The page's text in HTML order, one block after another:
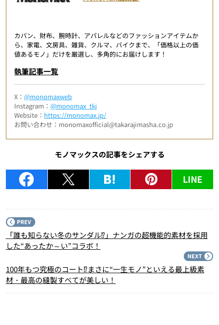
カバン、財布、腕時計、アパレルなどのファッションアイテムか
ら、家電、文房具、雑貨、クルマ、バイクまで、「価格以上の価
値あるモノ」だけを厳選し、多角的にお届けします！
執筆記事一覧
X：@monomaxweb
Instagram：@monomax_tkj
Website： https://monomax.jp/
お問い合わせ：monomaxofficial@takarajimasha.co.jp
モノマックスの記事をシェアする
LINE
「誰も知らない冬のサンダル⁉」ナンガの超機能的素材を採用
した“あったか～い”コラボ！
100年もつ究極のコート⁉まさに“一生モノ”といえる最上級素
材・最高の縫製すべてが美しい！